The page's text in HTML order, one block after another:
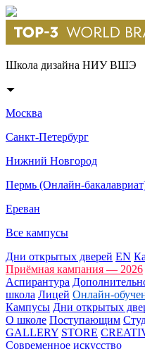
Школа дизайна НИУ ВШЭ
Москва
Санкт-Петербург
Нижний Новгород
Пермь (Онлайн-
Ереван
Все кампусы
Дни открытых дверей EN
Приёмная кампания — 2026
Аспирантура
школа Лицей Онлайн-
Кампусы Дни открытых
О школе Поступающим
GALLERY STORE
Современное искусство